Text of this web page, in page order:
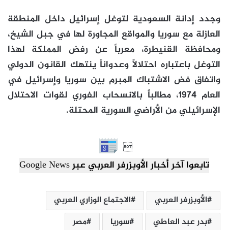
وجدد إدانة السعودية لتوغل إسرائيل داخل المنطقة
العازلة مع سوريا والمواقع المجاورة لها في جبل الشيخ،
ومحافظة القنيطرة، معرباً عن رفض المملكة لهذا
التوغل باعتباره احتلالاً وعدواناً ينتهك القانون الدولي
واتفاق فض الاشتباك المبرم بين سوريا وإسرائيل في
العام 1974، مطالباً بالانسحاب الفوري لقوات الاحتلال
الإسرائيلي من الأراضي السورية المحتلة.

تابعوا آخر أخبار الأوبزرفر العربي عبر Google News
الأوبزرفر العربي
الاجتماع الوزاري العربي
بدر عبد العاطي
سوريا
مصر